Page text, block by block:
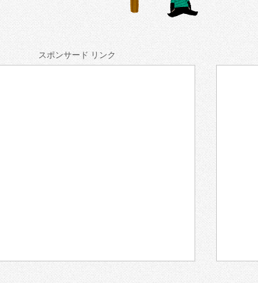
スポンサード リンク